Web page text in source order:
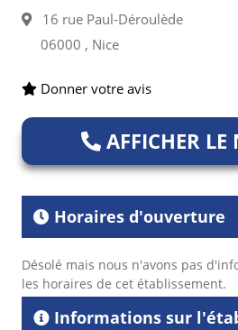
16 rue Paul-Déroulède
06000 , Nice
Donner votre avis
AFFICHER LE
Horaires d'ouverture
Désolé mais nous n'avons pas
les horaires de cet établissement.
Informations sur